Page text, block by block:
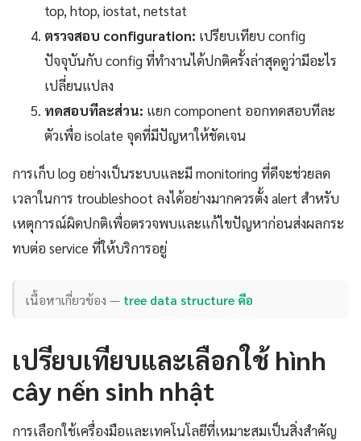
top, htop, iostat, netstat
ตรวจสอบ configuration: เปรียบเทียบ config
ปัจจุบันกับ config ที่ทำงานได้ปกติครั้งล่าสุดดูว่ามีอะไร
เปลี่ยนแปลง
ทดสอบทีละส่วน: แยก component ออกทดสอบทีละ
ตัวเพื่อ isolate จุดที่มีปัญหาให้ชัดเจน
การเก็บ log อย่างเป็นระบบและมี monitoring ที่ดีจะช่วยลด
เวลาในการ troubleshoot ลงได้อย่างมากควรตั้ง alert สำหรับ
เหตุการณ์ผิดปกติเพื่อตรวจพบและแก้ไขปัญหาก่อนส่งผลกระ
ทบต่อ service ที่ให้บริการอยู่
เนื้อหาเกี่ยวข้อง — tree data structure คือ
เปรียบเทียบและเลือกใช้ hình
cây nến sinh nhật
การเลือกใช้เครื่องมือและเทคโนโลยีที่เหมาะสมเป็นสิ่งสำคัญ